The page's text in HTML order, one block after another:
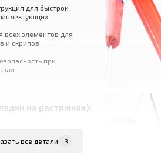
для быстрой
всех элементов для
и скрипов
при
на растяжках):
все детали +3